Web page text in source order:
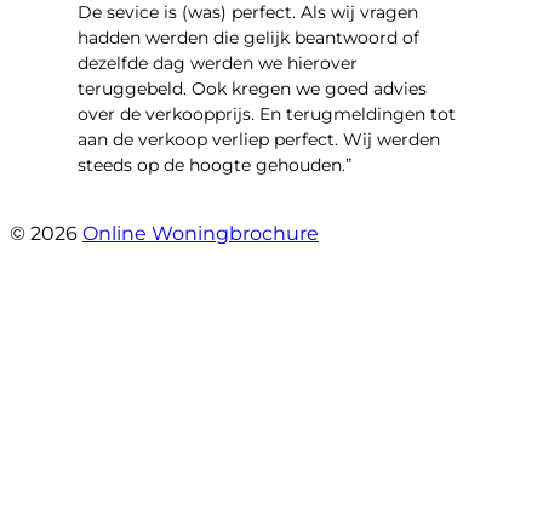
De sevice is (was) perfect. Als wij vragen
hadden werden die gelijk beantwoord of
dezelfde dag werden we hierover
teruggebeld. Ook kregen we goed advies
over de verkoopprijs. En terugmeldingen tot
aan de verkoop verliep perfect. Wij werden
steeds op de hoogte gehouden.”
© 2026 Online Woningbrochure